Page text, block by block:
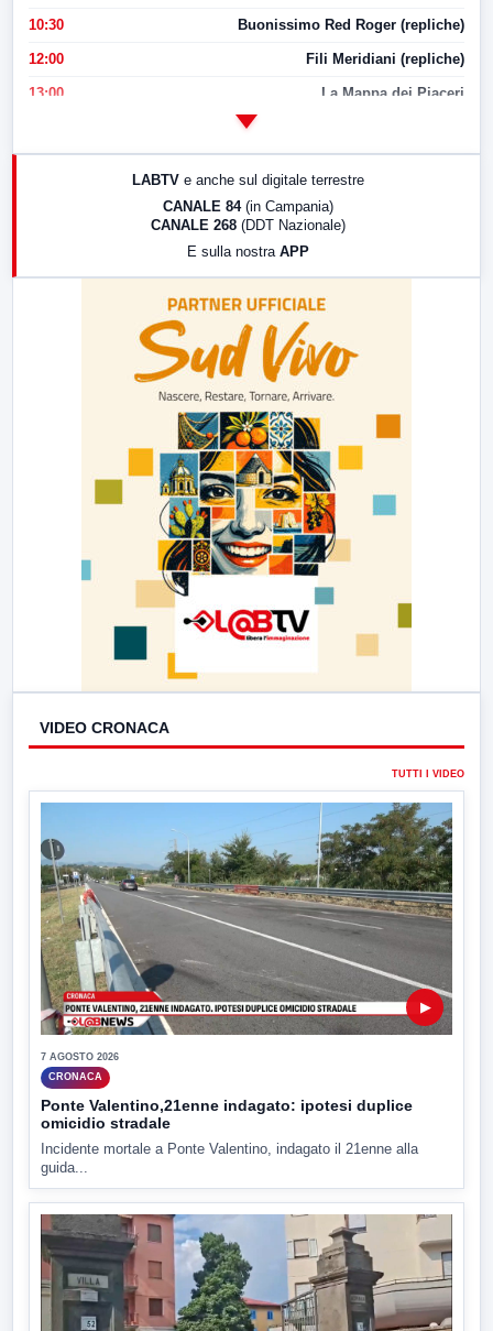
10:30 Buonissimo Red Roger (repliche)
12:00 Fili Meridiani (repliche)
13:00 La Mappa dei Piaceri
LABTV e anche sul digitale terrestre
CANALE 84 (in Campania)
CANALE 268 (DDT Nazionale)
E sulla nostra APP
VIDEO CRONACA
TUTTI I VIDEO
▶
7 AGOSTO 2026
CRONACA
Ponte Valentino,21enne indagato: ipotesi duplice
omicidio stradale
Incidente mortale a Ponte Valentino, indagato il 21enne alla
guida...